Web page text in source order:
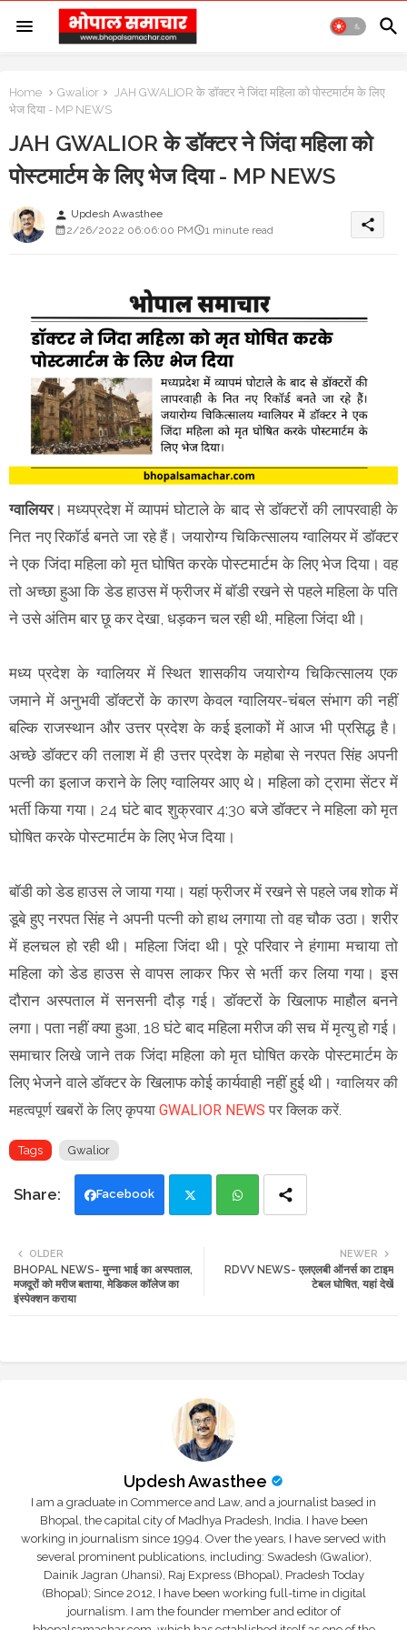
Home Gwalior
JAH GWALIOR के डॉक्टर ने जिंदा महिला को पोस्टमार्टम के लिए
भेज दिया - MP NEWS
JAH GWALIOR के डॉक्टर ने जिंदा महिला को
पोस्टमार्टम के लिए भेज दिया - MP NEWS
person Updesh Awasthee
2/26/2022 06:06:00 PM
1 minute read share
ग्वालियर। मध्यप्रदेश में व्यापमं घोटाले के बाद से डॉक्टरों की लापरवाही के
नित नए रिकॉर्ड बनते जा रहे हैं। जयारोग्य चिकित्सालय ग्वालियर में डॉक्टर
ने एक जिंदा महिला को मृत घोषित करके पोस्टमार्टम के लिए भेज दिया। वह
तो अच्छा हुआ कि डेड हाउस में फ्रीजर में बॉडी रखने से पहले महिला के पति
ने उसे अंतिम बार छू कर देखा, धड़कन चल रही थी, महिला जिंदा थी।
मध्य प्रदेश के ग्वालियर में स्थित शासकीय जयारोग्य चिकित्सालय एक
जमाने में अनुभवी डॉक्टरों के कारण केवल ग्वालियर-चंबल संभाग की नहीं
बल्कि राजस्थान और उत्तर प्रदेश के कई इलाकों में आज भी प्रसिद्ध है।
अच्छे डॉक्टर की तलाश में ही उत्तर प्रदेश के महोबा से नरपत सिंह अपनी
पत्नी का इलाज कराने के लिए ग्वालियर आए थे। महिला को ट्रामा सेंटर में
भर्ती किया गया। 24 घंटे बाद शुक्रवार 4:30 बजे डॉक्टर ने महिला को मृत
घोषित करके पोस्टमार्टम के लिए भेज दिया।
बॉडी को डेड हाउस ले जाया गया। यहां फ्रीजर में रखने से पहले जब शोक में
डूबे हुए नरपत सिंह ने अपनी पत्नी को हाथ लगाया तो वह चौक उठा। शरीर
में हलचल हो रही थी। महिला जिंदा थी। पूरे परिवार ने हंगामा मचाया तो
महिला को डेड हाउस से वापस लाकर फिर से भर्ती कर लिया गया। इस
दौरान अस्पताल में सनसनी दौड़ गई। डॉक्टरों के खिलाफ माहौल बनने
लगा। पता नहीं क्या हुआ, 18 घंटे बाद महिला मरीज की सच में मृत्यु हो गई।
समाचार लिखे जाने तक जिंदा महिला को मृत घोषित करके पोस्टमार्टम के
लिए भेजने वाले डॉक्टर के खिलाफ कोई कार्यवाही नहीं हुई थी। ग्वालियर की
महत्वपूर्ण खबरों के लिए कृपया GWALIOR NEWS पर क्लिक करें.
Tags Gwalior
Facebook
tte ats
NEWER
RDVV NEWS- एलएलबी ऑनर्स का टाइम
टेबल घोषित, यहां देखें
OLDER
BHOPAL NEWS- मुन्ना भाई का अस्पताल,
मजदूरों को मरीज बताया, मेडिकल कॉलेज का
इंस्पेक्शन कराया
Updesh Awasthee
I am a graduate in Commerce and Law, and a journalist based in
Bhopal, the capital city of Madhya Pradesh, India. I have been
working in journalism since 1994. Over the years, I have served with
several prominent publications, including: Swadesh (Gwalior),
Dainik Jagran (Jhansi), Raj Express (Bhopal), Pradesh Today
(Bhopal); Since 2012, I have been working full-time in digital
journalism. I am the founder member and editor of